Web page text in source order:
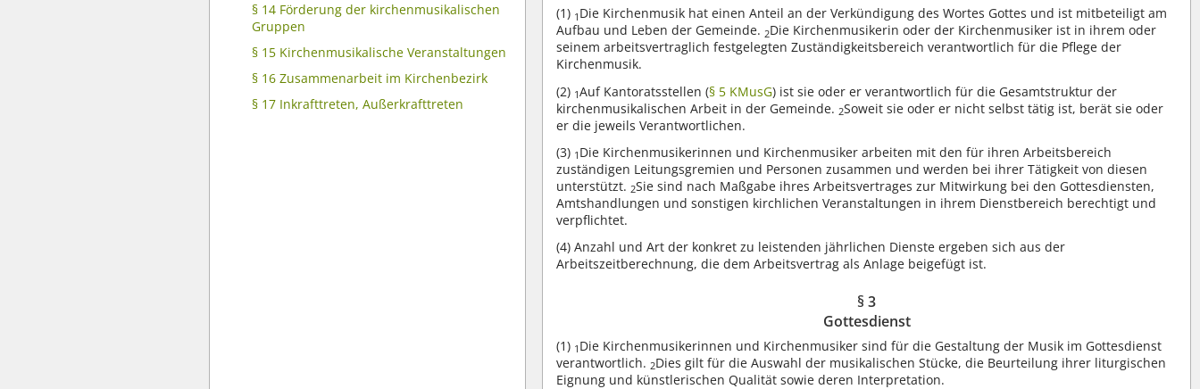
§ 14 Förderung der kirchenmusikalischen
Gruppen
§ 15 Kirchenmusikalische Veranstaltungen
§ 16 Zusammenarbeit im Kirchenbezirk
§ 17 Inkrafttreten, Außerkrafttreten
(1) 1 Die Kirchenmusik hat einen Anteil an der Verkündigung des Wortes Gottes und ist mitbeteiligt am
Aufbau und Leben der Gemeinde. 2Die Kirchenmusikerin oder der Kirchenmusiker ist in ihrem oder
seinem arbeitsvertraglich festgelegten Zuständigkeitsbereich verantwortlich für die Pflege der
Kirchenmusik.
(2) 1Auf Kantoratsstellen (§ 5 KMusG) ist sie oder er verantwortlich für die Gesamtstruktur der
kirchenmusikalischen Arbeit in der Gemeinde. 2Soweit sie oder er nicht selbst tätig ist, berät sie oder
er die jeweils Verantwortlichen.
(3) 1 Die Kirchenmusikerinnen und Kirchenmusiker arbeiten mit den für ihren Arbeitsbereich
zuständigen Leitungsgremien und Personen zusammen und werden bei ihrer Tätigkeit von diesen
unterstützt. 2Sie sind nach Maßgabe ihres Arbeitsvertrages zur Mitwirkung bei den Gottesdiensten,
Amtshandlungen und sonstigen kirchlichen Veranstaltungen in ihrem Dienstbereich berechtigt und
verpflichtet.
(4) Anzahl und Art der konkret zu leistenden jährlichen Dienste ergeben sich aus der
Arbeitszeitberechnung, die dem Arbeitsvertrag als Anlage beigefügt ist.
§ 3
Gottesdienst
(1) 1 Die Kirchenmusikerinnen und Kirchenmusiker sind für die Gestaltung der Musik im Gottesdienst
verantwortlich. 2Dies gilt für die Auswahl der musikalischen Stücke, die Beurteilung ihrer liturgischen
Eignung und künstlerischen Qualität sowie deren Interpretation.